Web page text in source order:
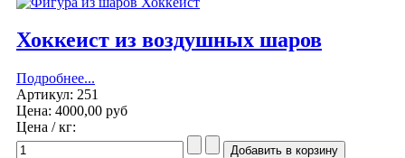
Хоккеист из воздушных шаров
Подробнее...
Артикул: 251
Цена: 4000,00 руб
Цена / кг: